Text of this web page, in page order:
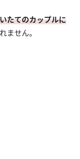
たてのカップルに
ません。